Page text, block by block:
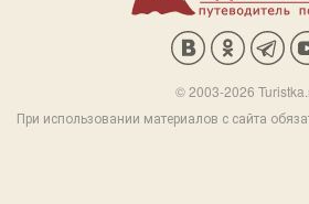
© 2003-2026
При использовании материалов с сайта